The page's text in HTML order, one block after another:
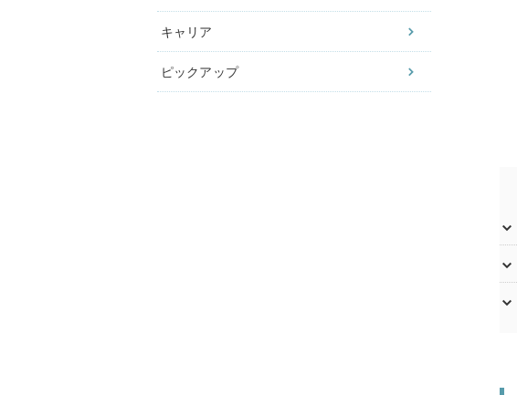
キャリア
ピックアップ